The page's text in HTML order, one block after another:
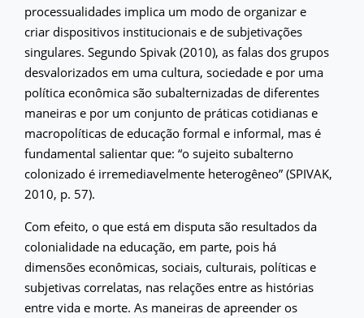
processualidades implica um modo de organizar e
criar dispositivos institucionais e de subjetivações
singulares. Segundo Spivak (2010), as falas dos grupos
desvalorizados em uma cultura, sociedade e por uma
política econômica são subalternizadas de diferentes
maneiras e por um conjunto de práticas cotidianas e
macropolíticas de educação formal e informal, mas é
fundamental salientar que: “o sujeito subalterno
colonizado é irremediavelmente heterogêneo” (SPIVAK,
2010, p. 57).
Com efeito, o que está em disputa são resultados da
colonialidade na educação, em parte, pois há
dimensões econômicas, sociais, culturais, políticas e
subjetivas correlatas, nas relações entre as histórias
entre vida e morte. As maneiras de apreender os